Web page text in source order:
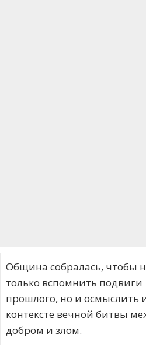
Община собралась, чтобы
только вспомнить подвиги
прошлого, но и осмыслить
контексте вечной битвы
добром и злом.